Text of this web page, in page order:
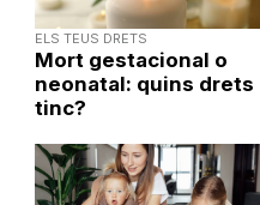
ELS TEUS DRETS
Mort gestacional o
neonatal: quins drets
tinc?